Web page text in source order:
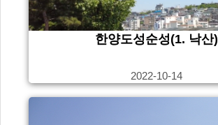
한양도성순성(1. 낙산)
2022-10-14